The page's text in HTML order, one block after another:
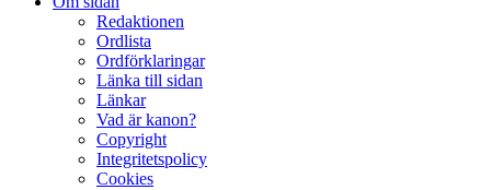
Redaktionen
Ordlista
Ordförklaringar
Länka till sidan
Länkar
Vad är kanon?
Copyright
Integritetspolicy
Cookies